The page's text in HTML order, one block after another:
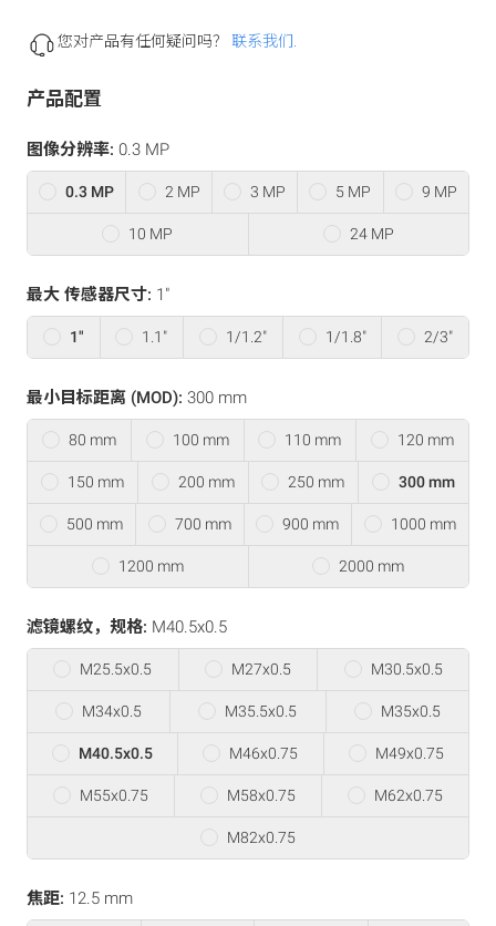
您对产品有任何疑问吗？ 联系我们.
产品配置
图像分辨率: 0.3 MP
0.3 MP 2 MP 3 MP 5 MP 9 MP
10 MP 24 MP
最大 传感器尺寸: 1"
1" 1.1" 1/1.2" 1/1.8" 2/3"
最小目标距离 (MOD): 300 mm
80 mm 100 mm 110 mm 120 mm
150 mm 200 mm 250 mm 300 mm
500 mm 700 mm 900 mm 1000 mm
1200 mm 2000 mm
滤镜螺纹，规格: M40.5x0.5
M25.5x0.5 M27x0.5 M30.5x0.5
M34x0.5 M35.5x0.5 M35x0.5
M40.5x0.5 M46x0.75 M49x0.75
M55x0.75 M58x0.75 M62x0.75
M82x0.75
焦距: 12.5 mm